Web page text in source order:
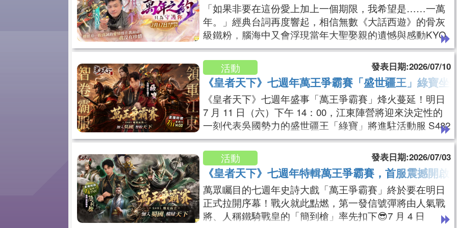
「如果非要在這份愛上加上一個期限，我希望是……一萬
年。」經典台詞再度響起，相信無數《大話西遊》的骨灰
級鐵粉，腦海中又會浮現當年大聖娶親的遺憾與感動KYO
化身「至尊寶」帶大家再次戴上金箍捨棄七情六慾，拯救
紫霞！📅【直播時間】7/17 (五) 12:00~13:00📺【觀看直
播】https://a.wakool.net/23O🎮【馬上遊玩仙劍奇俠傳】htt
ps://a.wa
活動 發表日期:2026/07/10
《皇者天下》七週年萬王爭霸賽「盛世疆王」綠寶坐
《皇者天下》七週年盛事「萬王爭霸賽」烽火蔓延！明日
7 月 11 日（六）下午 14：00，江東陣營將迎來決定性的
一刻代表吳國勢力的盛世疆王「綠寶」將進駐活動服 S482
順流而攻 吳國，考驗資源調度與兄弟凝聚力的「高智商拓
荒」直播揭曉。📅【直播時間】7/11 (六) 14：00~15：00
📺【觀看直播】https://a.wakool.net/DveZ🎮【馬上遊玩皇
者天下】https://r.w
活動 發表日期:2026/07/03
《皇者天下》七週年特輯萬王爭霸賽，首服震撼開啟
萬眾矚目的七週年史詩大戲「萬王爭霸賽」終於要在明日
正式拉開序幕！戰火就此點燃，第一發信號彈將由人氣戰
將、人稱鐵騎戰皇的「簡到槍」率先扣下😎7 月 4 日